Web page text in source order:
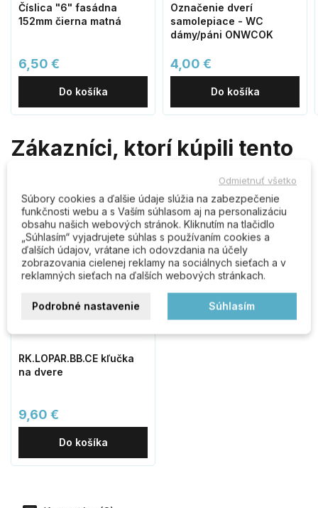
Číslica "6" fasádna
152mm čierna matná
6,50 €
Do košíka
Označenie dverí
samolepiace - WC
dámy/páni ONWCOK
4,00 €
Do košíka
Zákazníci, ktorí kúpili tento
RK.LOPAR.BB.CE kľučka
na dvere
9,60 €
Do košíka
Odmietnuť všetko
Súbory cookies a ďalšie údaje slúžia na zabezpečenie
funkčnosti webu a s Vaším súhlasom aj na personalizáciu
obsahu našich webových stránok. Kliknutím na tlačidlo
„Súhlasím“ vyjadrujete súhlas s používaním cookies a
ďalších údajov, vrátane ich odovzdania na účely
zobrazovania cielenej reklamy na sociálnych sieťach a v
reklamných sieťach na ďalších webových stránkach.
Podrobné nastavenie Súhlasím